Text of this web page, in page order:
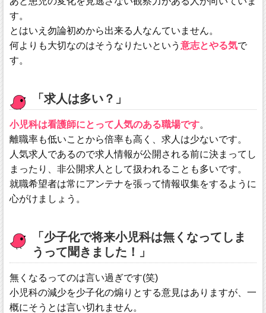
す。
とはいえ勿論初めから出来る人なんていません。
何よりも大切なのはそうなりたいという 意志とやる気で
す。
「求人は多い？」
小児科は看護師にとって人気のある職場です。
離職率も低いことから倍率も高く、求人は少ないです。
人気求人であるので求人情報が公開される前に決まってし
まったり、非公開求人として扱われることも多いです。
就職希望者は常にアンテナを張って情報収集をするように
心がけましょう。
「少子化で将来小児科は無くなってしま
うって聞きました！」
無くなるってのは言い過ぎです(笑)
小児科の減少を少子化の煽りとする意見はありますが、一
概にそうとは言い切れません。